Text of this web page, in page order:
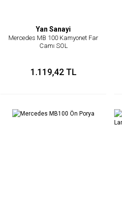
Yan Sanayi
Mercedes MB 100 Kamyonet Far
Camı SOL
1.119,42 TL